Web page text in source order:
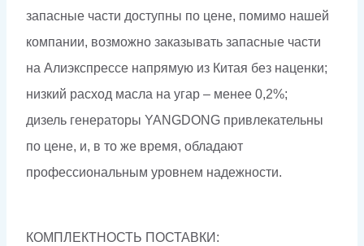
запасные части доступны по цене, помимо нашей
компании, возможно заказывать запасные части
на Алиэкспрессе напрямую из Китая без наценки;
низкий расход масла на угар – менее 0,2%;
дизель генераторы YANGDONG привлекательны
по цене, и, в то же время, обладают
профессиональным уровнем надежности.
КОМПЛЕКТНОСТЬ ПОСТАВКИ: